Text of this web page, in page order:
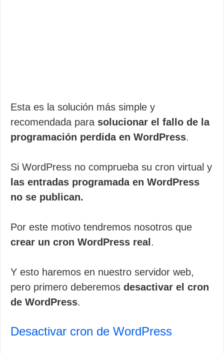
Esta es la solución más simple y
recomendada para solucionar el fallo de la
programación perdida en WordPress.
Si WordPress no comprueba su cron virtual y
las entradas programada en WordPress
no se publican.
Por este motivo tendremos nosotros que
crear un cron WordPress real .
Y esto haremos en nuestro servidor web,
pero primero deberemos desactivar el cron
de WordPress.
Desactivar cron de WordPress